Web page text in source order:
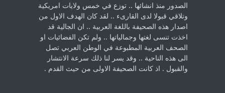
الصدور منذ انشائها .. توزع في خمس ولايات امريكية
‏وتلاقي قبولا لدى القارىء ..‏ لقد كان الهدف الاول من
اصدار هذه الصحيفة باللغة العربية .. ان الجالية قد
اخذت ‏تنسى لغتها وجمالياتها .. ولم تكن الفضائيات او
الصحف العربية المطبوعة في الوطن ‏العربي تصل
الى هذه الناحية .. وقد يسر لنا ذلك سرعة الانتشار
والقبول . اذ كانت ‏الصحيفة الاولى من حيث القدم . ‏